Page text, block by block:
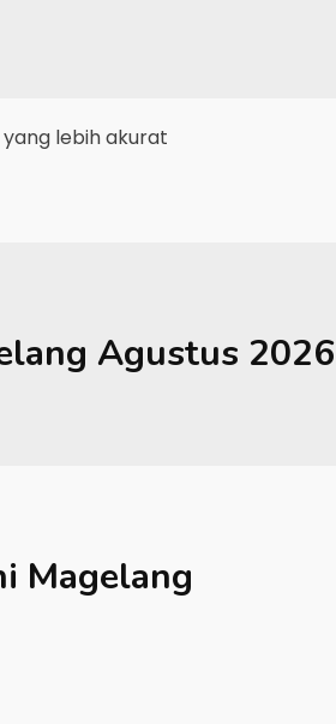
lebih akurat
Agustus 2026
Magelang